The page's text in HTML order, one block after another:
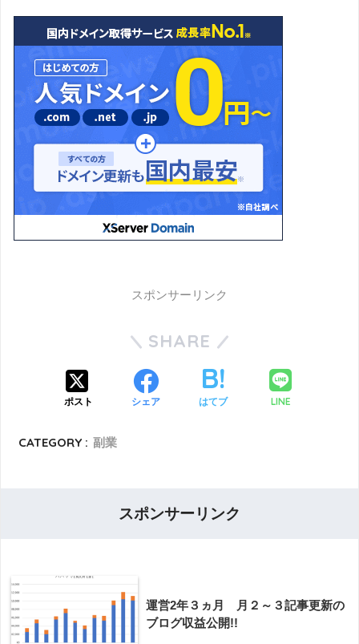
スポンサーリンク
SHARE
ポスト シェア はてブ LINE
CATEGORY : 副業
スポンサーリンク
運営2年３ヵ月 月２～３記事更新の
ブログ収益公開!!